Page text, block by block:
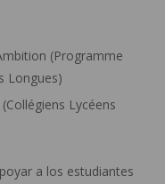
(Programme
Longues)
Lycéens
a los estudiantes